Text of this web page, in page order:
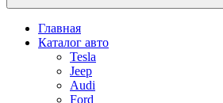
Главная
Каталог авто
Tesla
Jeep
Audi
Ford